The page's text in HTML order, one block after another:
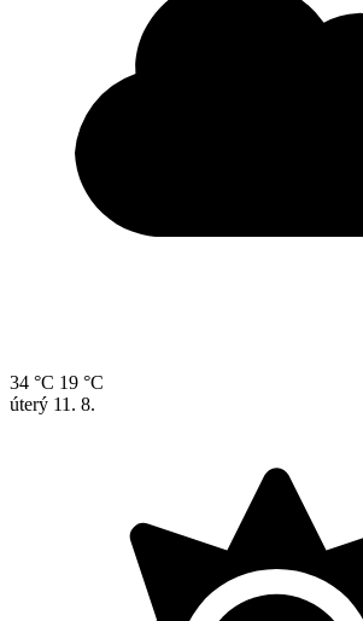
34 °C 19 °C
úterý 11. 8.